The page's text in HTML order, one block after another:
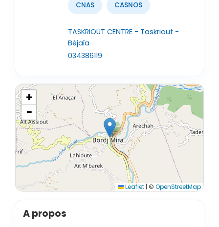
CNAS CASNOS
TASKRIOUT CENTRE - Taskriout -
Béjaïa
034386119
+
−
Leaflet | © OpenStreetMap
A propos